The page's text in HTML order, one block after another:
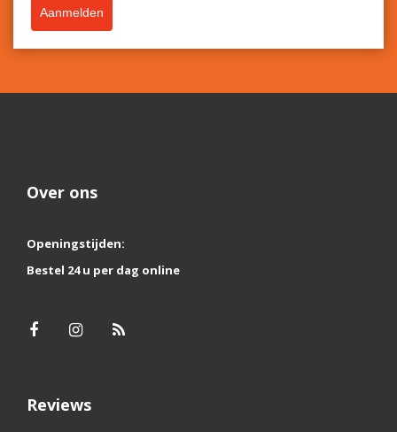
Aanmelden
Over ons
Openingstijden:
Bestel 24 u per dag online
Reviews